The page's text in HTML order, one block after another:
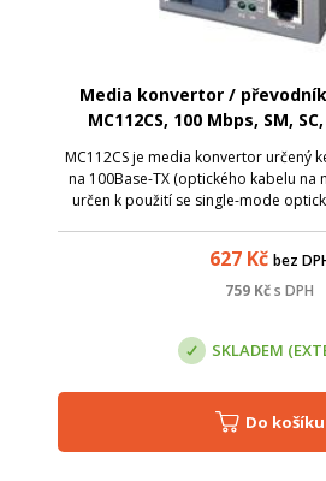
Media konvertor / převodník
MC112CS, 100 Mbps, SM,
MC112CS je media konvertor určený
na 100Base-TX (optického kabelu na
určen k použití se single-mode
627Kč bez
759 Kčs DPH
SKLADEM
Do košíku